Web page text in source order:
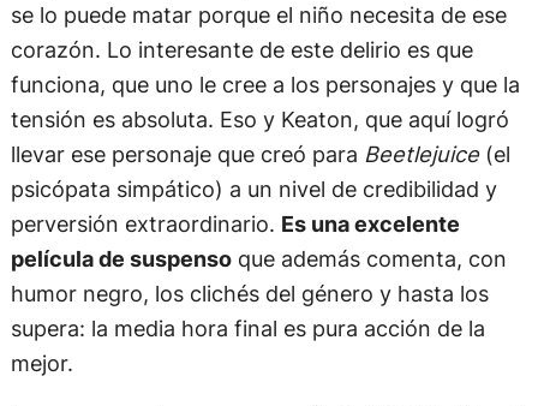
se lo puede matar porque el niño necesita de ese
corazón. Lo interesante de este delirio es que
funciona, que uno le cree a los personajes y que la
tensión es absoluta. Eso y Keaton, que aquí logró
llevar ese personaje que creó para Beetlejuice(el
psicópata simpático) a un nivel de credibilidad y
perversión extraordinario. Es una excelente
película de suspensoque además comenta, con
humor negro, los clichés del género y hasta los
supera: la media hora final es pura acción de la
mejor.